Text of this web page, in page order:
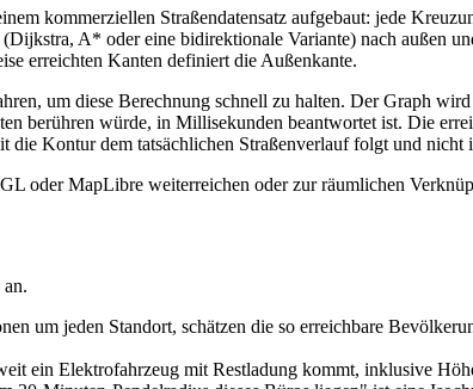
kommerziellen Straßendatensatz aufgebaut: jede
A* oder eine bidirektionale Variante) nach außen
erreichten Kanten definiert die Außenkante.
um diese Berechnung schnell zu halten. Der Graph
berühren würde, in Millisekunden beantwortet ist. Die
Kontur dem tatsächlichen Straßenverlauf folgt und nicht
oder MapLibre weiterreichen oder zur räumlichen
um jeden Standort, schätzen die so erreichbare
ein Elektrofahrzeug mit Restladung kommt, inklusive